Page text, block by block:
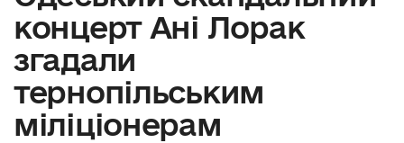
концерт Ані Лорак
згадали
тернопільським
міліціонерам